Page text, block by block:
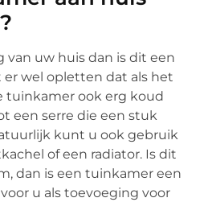
uw huis dan is dit een
wel opletten dat als het
tuinkamer ook erg koud
een serre die een stuk
kunt u ook gebruik
of een radiator. Is dit
dan is een tuinkamer een
u als toevoeging voor